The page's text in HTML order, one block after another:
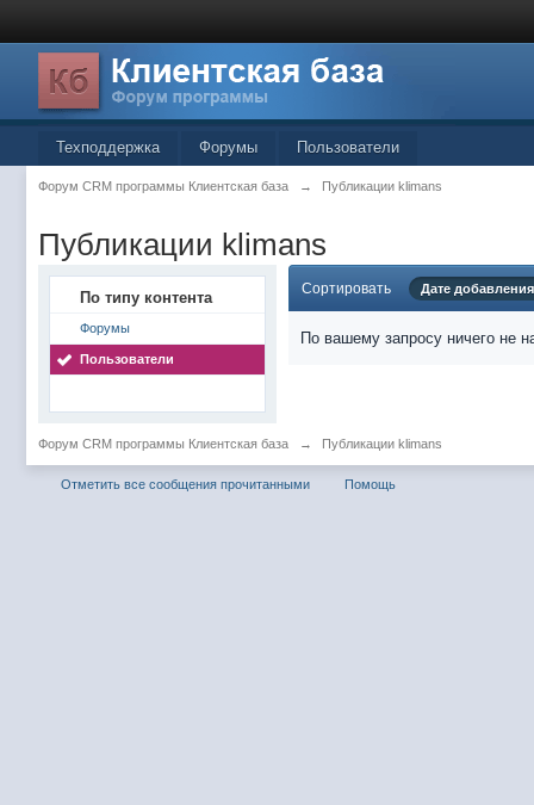
Техподдержка Форумы Пользователи
Форум CRM программы Клиентская база → Публикации klimans
Публикации klimans
По типу контента
Форумы
Пользователи
Сортировать Дате добавления
По вашему запросу ничего не
Форум CRM программы Клиентская база → Публикации klimans
Отметить все сообщения прочитанными Помощь